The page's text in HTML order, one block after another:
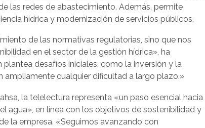
las redes de abastecimiento. Además, permite
hídrica y modernización de servicios públicos.
de las normativas regulatorias, sino que nos
en el sector de la gestión hídrica», ha
desafíos iniciales, como la inversión y la
ampliamente cualquier dificultad a largo plazo.»
la telelectura representa «un paso esencial hacia
agua», en línea con los objetivos de sostenibilidad y
la empresa. «Seguimos avanzando con